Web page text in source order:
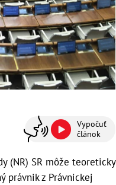
Vypočuť
článok
(NR) SR môže teoreticky
právnik z Právnickej